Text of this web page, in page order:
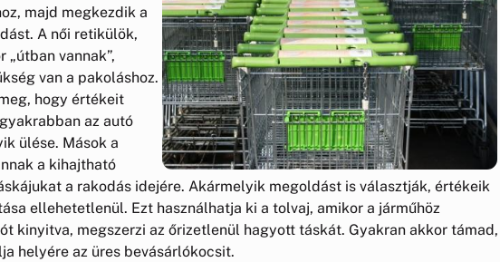
majd megkezdik a
A női retikülök,
vannak”,
van a pakoláshoz.
hogy értékeit
az autó
ülése. Mások a
a kihajtható
a rakodás idejére. Akármelyik megoldást is választják, értékeik
ellehetetlenül. Ezt használhatja ki a tolvaj, amikor a járműhöz
kinyitva, megszerzi az őrizetlenül hagyott táskát. Gyakran akkor támad,
helyére az üres bevásárlókocsit.